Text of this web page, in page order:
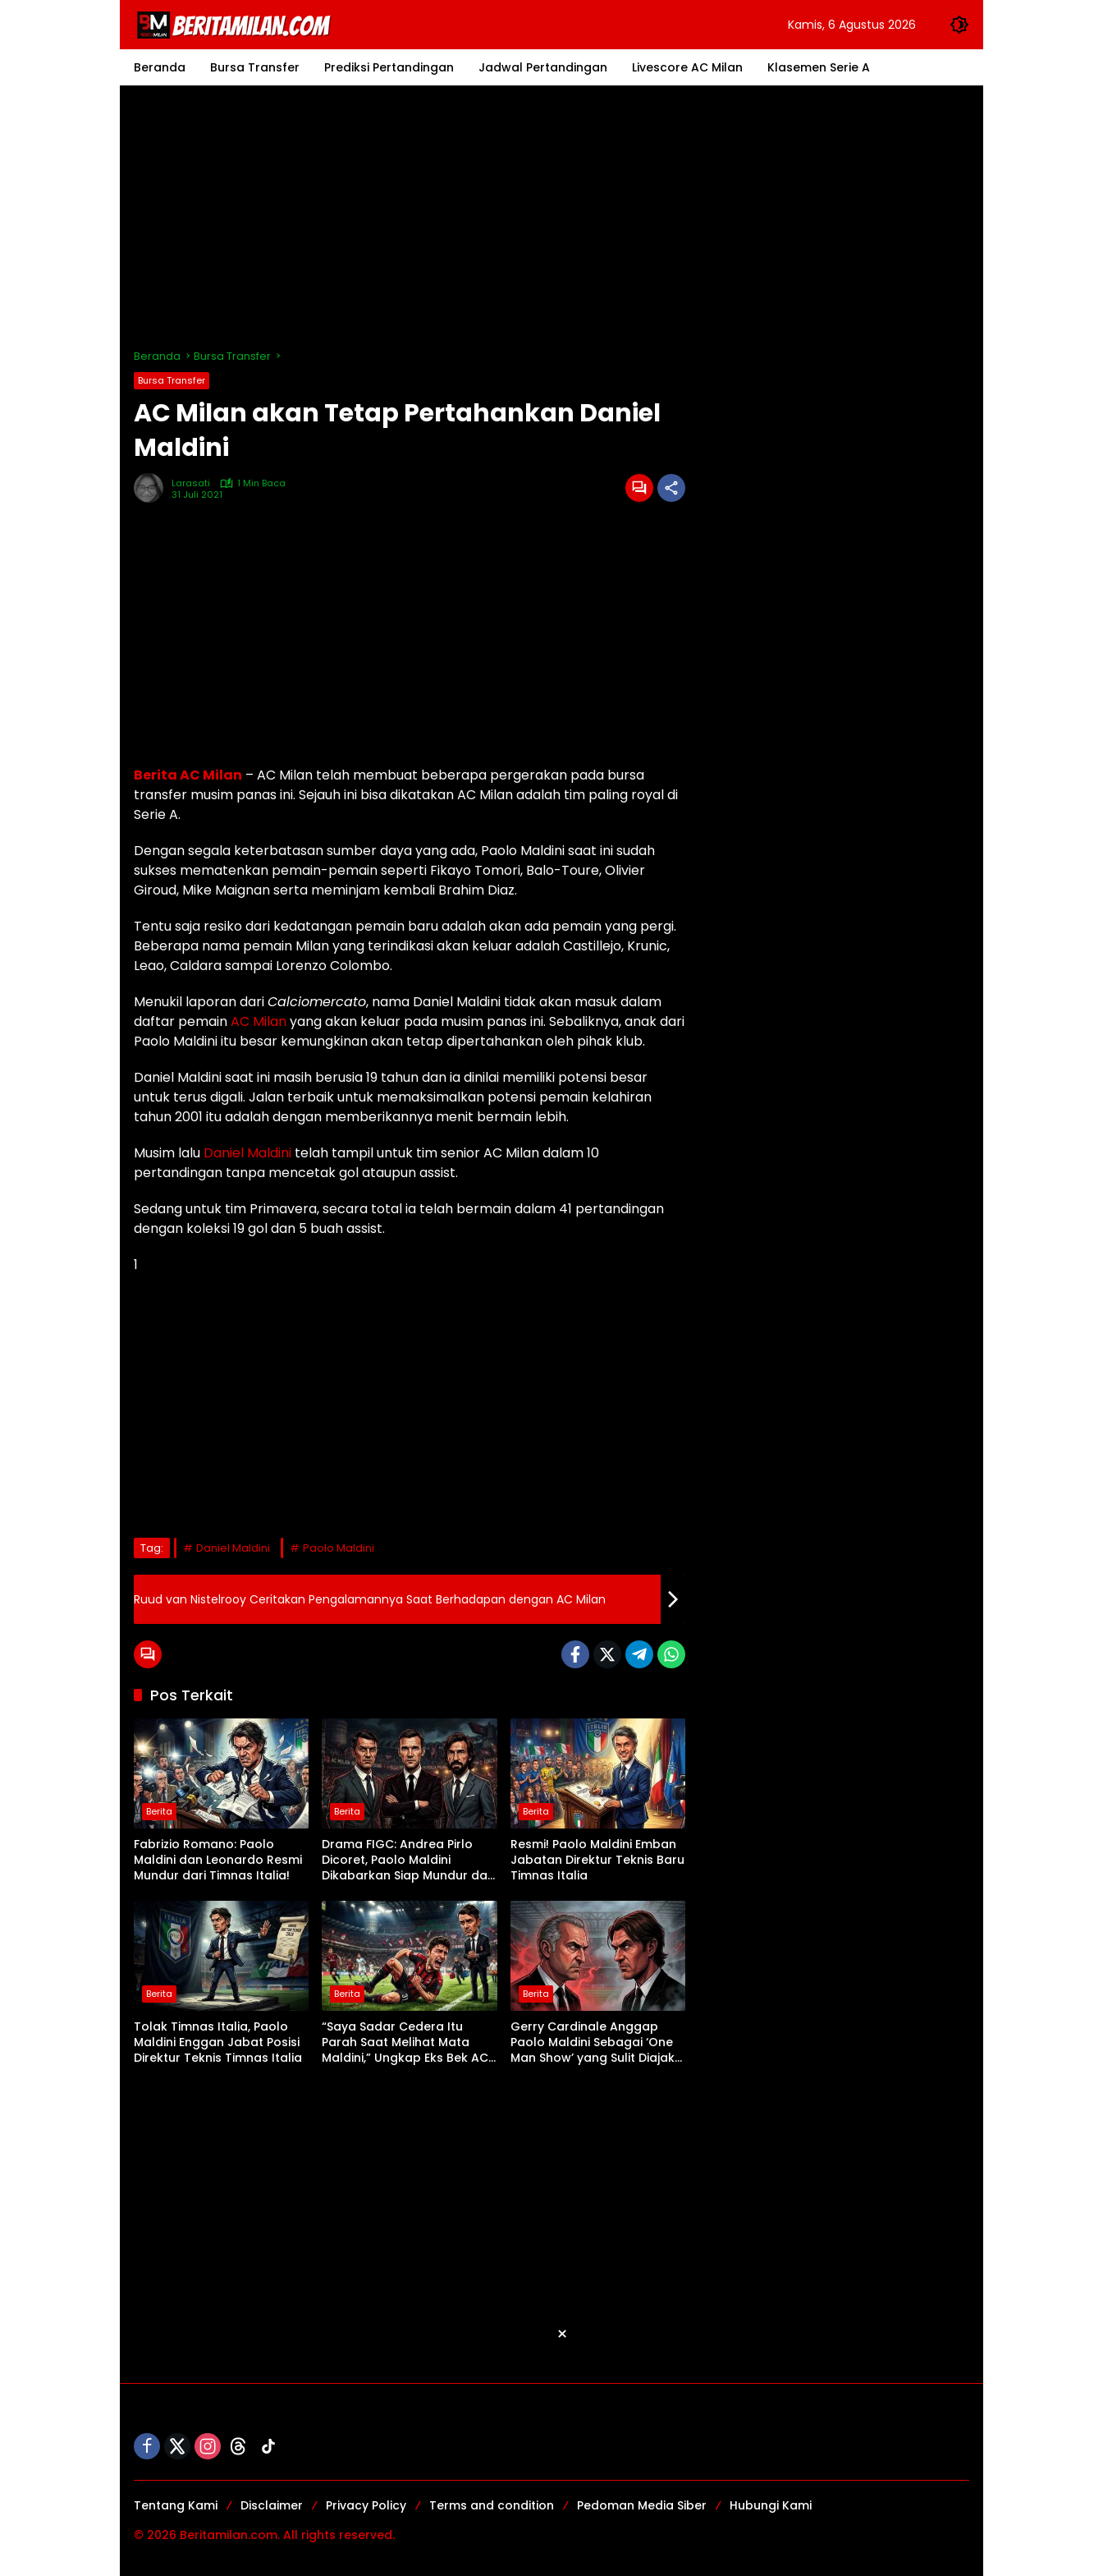
Kamis, 6 Agustus 2026
Beranda Bursa Transfer Prediksi Pertandingan Jadwal Pertandingan Livescore AC Milan Klasemen Serie A
Beranda Bursa Transfer
Bursa Transfer
AC Milan akan Tetap Pertahankan Daniel
Maldini
Larasati
1 Min Baca
31 Juli 2021
Berita AC Milan – AC Milan telah membuat beberapa pergerakan pada bursa
transfer musim panas ini. Sejauh ini bisa dikatakan AC Milan adalah tim paling royal di
Serie A.
Dengan segala keterbatasan sumber daya yang ada, Paolo Maldini saat ini sudah
sukses mematenkan pemain-pemain seperti Fikayo Tomori, Balo-Toure, Olivier
Giroud, Mike Maignan serta meminjam kembali Brahim Diaz.
Tentu saja resiko dari kedatangan pemain baru adalah akan ada pemain yang pergi.
Beberapa nama pemain Milan yang terindikasi akan keluar adalah Castillejo, Krunic,
Leao, Caldara sampai Lorenzo Colombo.
Menukil laporan dariCalciomercato, nama Daniel Maldini tidak akan masuk dalam
daftar pemainAC Milanyang akan keluar pada musim panas ini. Sebaliknya, anak dari
Paolo Maldini itu besar kemungkinan akan tetap dipertahankan oleh pihak klub.
Daniel Maldini saat ini masih berusia 19 tahun dan ia dinilai memiliki potensi besar
untuk terus digali. Jalan terbaik untuk memaksimalkan potensi pemain kelahiran
tahun 2001 itu adalah dengan memberikannya menit bermain lebih.
Musim lalu Daniel Maldini telah tampil untuk tim senior AC Milan dalam 10
pertandingan tanpa mencetak gol ataupun assist.
Sedang untuk tim Primavera, secara total ia telah bermain dalam 41 pertandingan
dengan koleksi 19 gol dan 5 buah assist.
1
Tag: Daniel Maldini Paolo Maldini
Ruud van Nistelrooy Ceritakan Pengalamannya Saat Berhadapan dengan AC Milan
Pos Terkait
Berita
Fabrizio Romano: Paolo
Maldini dan Leonardo Resmi
Mundur dari Timnas Italia!
Berita
Drama FIGC: Andrea Pirlo
Dicoret, Paolo Maldini
Dikabarkan Siap Mundur dari
Berita
Resmi! Paolo Maldini Emban
Jabatan Direktur Teknis Baru
Timnas Italia
Berita
Tolak Timnas Italia, Paolo
Maldini Enggan Jabat Posisi
Direktur Teknis Timnas Italia
Berita
“Saya Sadar Cedera Itu
Parah Saat Melihat Mata
Maldini,” Ungkap Eks Bek AC
Berita
Gerry Cardinale Anggap
Paolo Maldini Sebagai ‘One
Man Show’ yang Sulit Diajak
Tentang Kami Disclaimer Privacy Policy Terms and condition Pedoman Media Siber
Hubungi Kami
© 2026 Beritamilan.com. All rights reserved.
×